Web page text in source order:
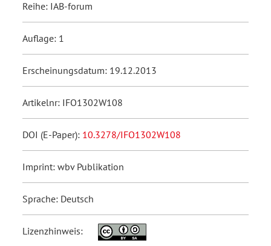
Reihe: IAB-forum
Auflage: 1
Erscheinungsdatum: 19.12.2013
Artikelnr: IFO1302W108
DOI (E-Paper): 10.3278/IFO1302W108
Imprint: wbv Publikation
Sprache: Deutsch
Lizenzhinweis: